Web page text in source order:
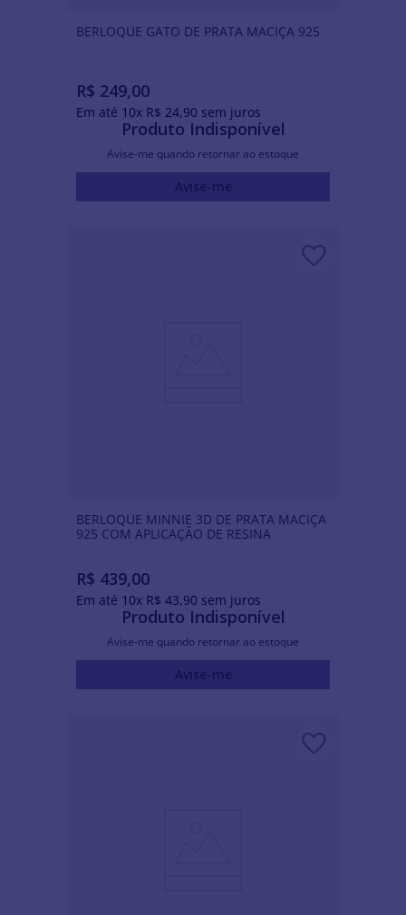
BERLOQUE GATO DE PRATA MACIÇA 925
R$ 249,00
Em até 10x R$ 24,90 sem juros
Produto Indisponível
Avise-me quando retornar ao estoque
Avise-me
BERLOQUE MINNIE 3D DE PRATA MACIÇA
925 COM APLICAÇÃO DE RESINA
R$ 439,00
Em até 10x R$ 43,90 sem juros
Produto Indisponível
Avise-me quando retornar ao estoque
Avise-me